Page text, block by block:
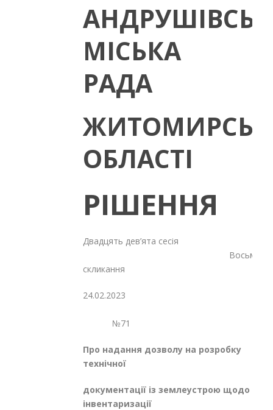
МІСЬКА
РАДА
ОБЛАСТІ
РІШЕННЯ
Двадцять дев’ята сесія
Восьмого
скликання
24.02.2023
№71
Про надання дозволу на розробку
технічної
документації із землеустрою щодо
інвентаризації